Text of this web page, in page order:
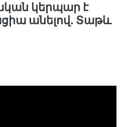
կերպար է
անելով. Տաթև